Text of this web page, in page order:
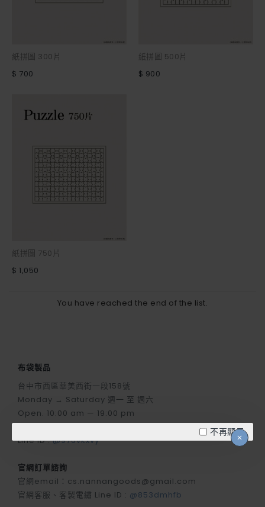
不再顯示
紙拼圖 300片
$ 700
紙拼圖 500片
$ 900
紙拼圖 750片
$ 1,050
You have reached the end of the list.
布袋製品
台中市西區華美西街一段158號
Monday → Saturday 週一 至 週六
Open. 10:00 am — 19:00 pm
Tel. +886-4-23141312
Line ID :@976vkxvy
官網訂單諮詢
官網email：cs.nannangoods@gmail.com
官網客服、客製電繡 Line ID : @853dmhfb